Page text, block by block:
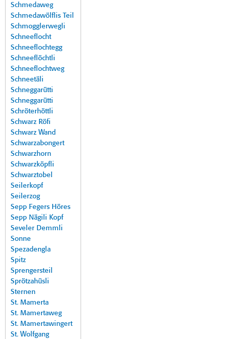
Schmedaweg
Schmedawölflis Teil
Schmogglerwegli
Schneeflocht
Schneeflochtegg
Schneeflöchtli
Schneeflochtweg
Schneetäli
Schneggarütti
Schneggarütti
Schröterhöttli
Schwarz Röfi
Schwarz Wand
Schwarzabongert
Schwarzhorn
Schwarzköpfli
Schwarztobel
Seilerkopf
Seilerzog
Sepp Fegers Höres
Sepp Nägili Kopf
Seveler Demmli
Sonne
Spezadengla
Spitz
Sprengersteil
Sprötzahüsli
Sternen
St. Mamerta
St. Mamertaweg
St. Mamertawingert
St. Wolfgang